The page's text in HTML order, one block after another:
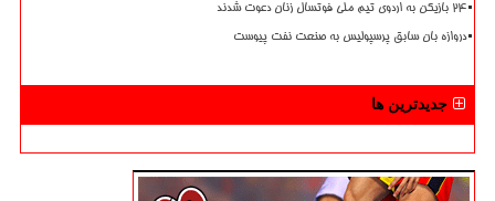
۲۴ بازیکن به اردوی تیم ملی فوتسال زنان دعوت شدند
دروازه بان سابق پرسپولیس به صنعت نفت پیوست
جدیدترین ها